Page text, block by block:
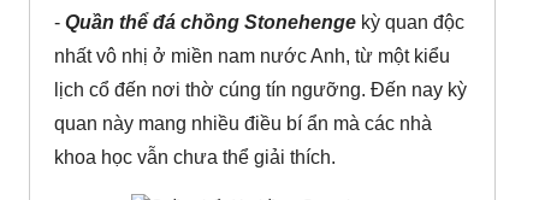
- Quần thể đá chồng Stonehenge kỳ quan độc
nhất vô nhị ở miền nam nước Anh, từ một kiểu
lịch cổ đến nơi thờ cúng tín ngưỡng. Đến nay kỳ
quan này mang nhiều điều bí ẩn mà các nhà
khoa học vẫn chưa thể giải thích.